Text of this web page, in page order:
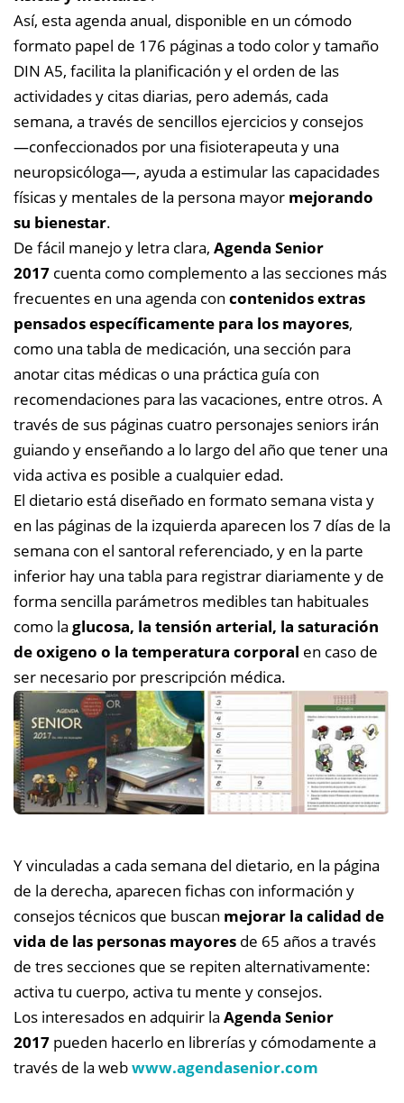
Así, esta agenda anual, disponible en un cómodo
formato papel de 176 páginas a todo color y tamaño
DIN A5, facilita la planificación y el orden de las
actividades y citas diarias, pero además, cada
semana, a través de sencillos ejercicios y consejos
―confeccionados por una fisioterapeuta y una
neuropsicóloga―, ayuda a estimular las capacidades
físicas y mentales de la persona mayor mejorando
su bienestar.
De fácil manejo y letra clara, Agenda Senior
2017 cuenta como complemento a las secciones más
frecuentes en una agenda con contenidos extras
pensados específicamente para los mayores,
como una tabla de medicación, una sección para
anotar citas médicas o una práctica guía con
recomendaciones para las vacaciones, entre otros. A
través de sus páginas cuatro personajes seniors irán
guiando y enseñando a lo largo del año que tener una
vida activa es posible a cualquier edad.
El dietario está diseñado en formato semana vista y
en las páginas de la izquierda aparecen los 7 días de la
semana con el santoral referenciado, y en la parte
inferior hay una tabla para registrar diariamente y de
forma sencilla parámetros medibles tan habituales
como la glucosa, la tensión arterial, la saturación
de oxigeno o la temperatura corporal en caso de
ser necesario por prescripción médica.
Y vinculadas a cada semana del dietario, en la página
de la derecha, aparecen fichas con información y
consejos técnicos que buscan mejorar la calidad de
vida de las personas mayores de 65 años a través
de tres secciones que se repiten alternativamente:
activa tu cuerpo, activa tu mente y consejos.
Los interesados en adquirir la Agenda Senior
2017 pueden hacerlo en librerías y cómodamente a
través de la webwww.agendasenior.com